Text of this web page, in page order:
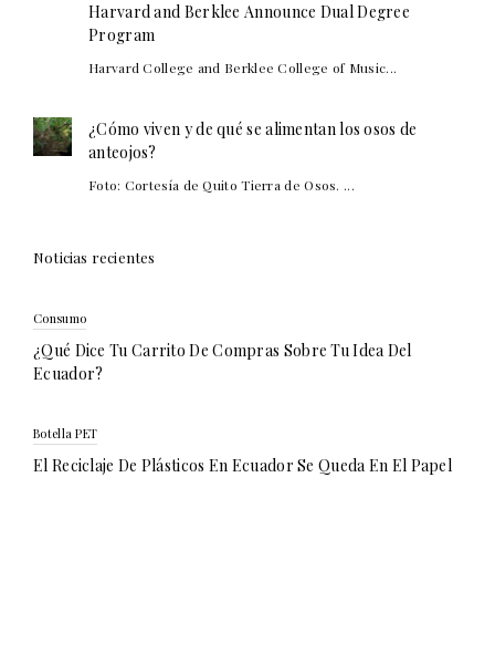
Harvard and Berklee Announce Dual Degree
Program
Harvard College and Berklee College of Music...
¿Cómo viven y de qué se alimentan los osos de
anteojos?
Foto: Cortesía de Quito Tierra de Osos. ...
Noticias recientes
Consumo
¿Qué Dice Tu Carrito De Compras Sobre Tu Idea Del
Ecuador?
Botella PET
El Reciclaje De Plásticos En Ecuador Se Queda En El Papel